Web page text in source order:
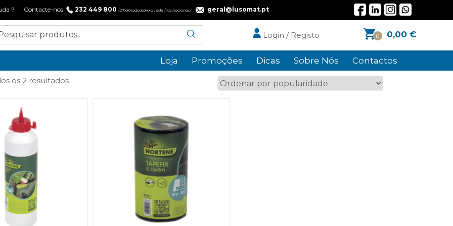
? Contacte-nos 232 449 800 (Chamada para a rede fixa nacional.) geral@lusomat.pt
0 0,00 €
Login / Registo
Loja Promoções Dicas Sobre Nós Contactos
os 2 resultadosOrdenado